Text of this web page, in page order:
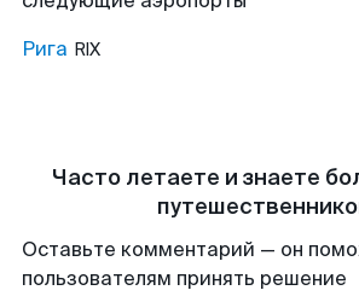
Рига RIX
Часто летаете и знаете
Оставьте комментарий — он
пользователям принять решение